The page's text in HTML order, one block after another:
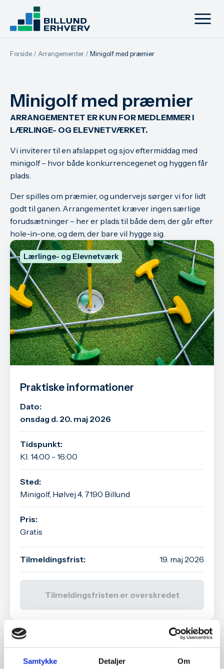
Samtykke Detaljer Om
Forside / Arrangementer / Minigolf med præmier
Minigolf med præmier
ARRANGEMENTET ER KUN FOR MEDLEMMER I
LÆRLINGE- OG ELEVNETVÆRKET.
Vi inviterer til en afslappet og sjov eftermiddag med
minigolf – hvor både konkurrencegenet og hyggen får
plads.
Der spilles om præmier, og undervejs sørger vi for lidt
godt til ganen. Arrangementet kræver ingen særlige
forudsætninger – her er plads til både dem, der går efter
hole-in-one, og dem, der bare vil hygge sig.
Lærlinge- og Elevnetværk
Praktiske informationer
Dato:
onsdag d. 20. maj 2026
Tidspunkt:
Kl. 14:00 - 16:00
Sted:
Minigolf, Hølvej 4, 7190 Billund
Pris:
Gratis
Tilmeldingsfrist: 19. maj 2026
Tilmeldingsfristen er overskredet
Andre arrangementer
Erhvervsarrangement, Medlemsarrangement